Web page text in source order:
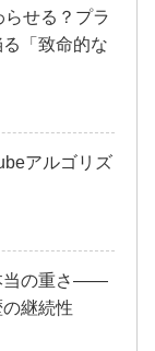
らせる？プラ
「致命的な
アルゴリズ
当の重さ――
継続性